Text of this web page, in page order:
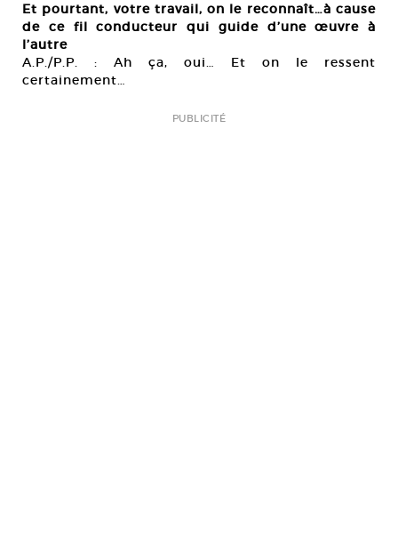
Et pourtant, votre travail, on le reconnaît…à cause
de ce fil conducteur qui guide d’une œuvre à
l’autre
A.P./P.P. : Ah ça, oui… Et on le ressent
certainement…
PUBLICITÉ